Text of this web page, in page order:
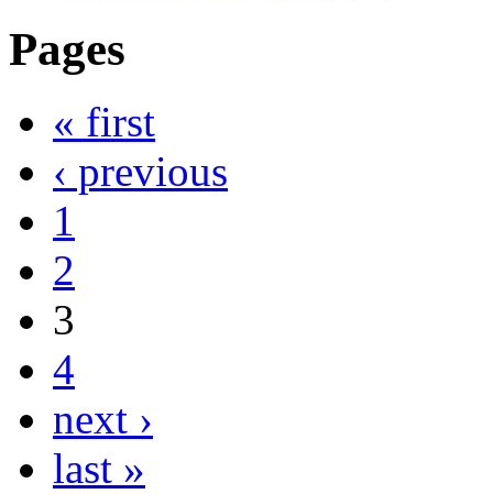
Pages
« first
‹ previous
1
2
3
4
next ›
last »